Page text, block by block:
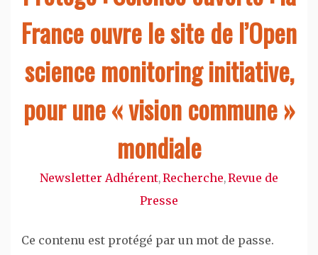
France ouvre le site de l’Open
science monitoring initiative,
pour une « vision commune »
mondiale
Newsletter Adhérent,Recherche,Revue de
Presse
Ce contenu est protégé par un mot de passe.